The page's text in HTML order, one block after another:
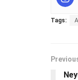
Tags: